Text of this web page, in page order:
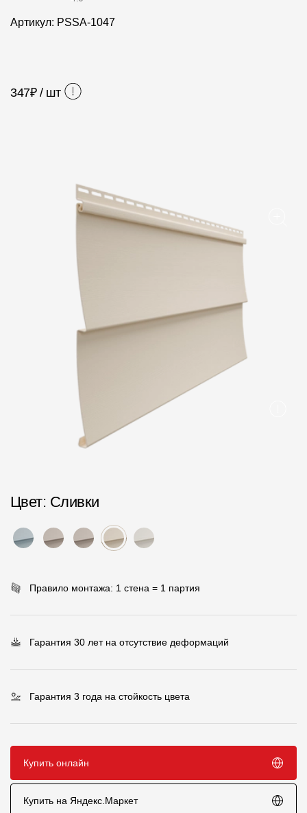
Пленки и мембраны
Ламинированная черепица
Комплектующие к кровле
Пластиковые водосточные системы
Металлические водосточные системы
Чердачные лестницы
Документация
Инструкции по монтажу
Технические листы
Сертификаты
Чертежи
Сервисы
Артикул: PSSA-1047
347₽ / шт
Цвет: Сливки
Правило монтажа: 1 стена = 1 партия
Гарантия 30 лет на отсутствие деформаций
Гарантия 3 года на стойкость цвета
Купить онлайн
Купить на Яндекс.Маркет